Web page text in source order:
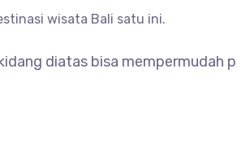
wisata Bali satu ini.
diatas bisa mempermudah